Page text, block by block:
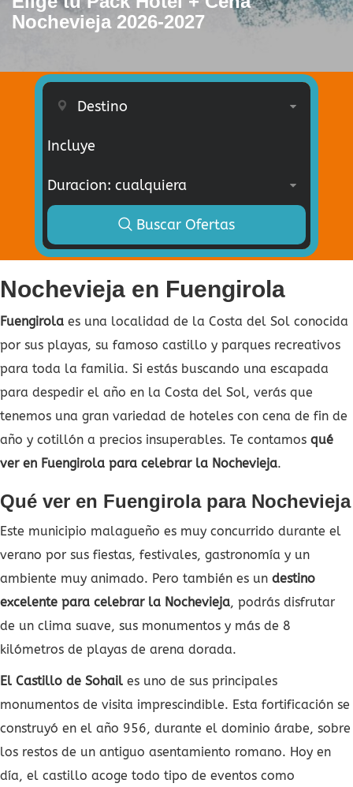
Nochevieja 2026-2027
Incluye
Buscar Ofertas
Nochevieja en Fuengirola
Fuengirola es una localidad de la Costa del Sol conocida
por sus playas, su famoso castillo y parques recreativos
para toda la familia. Si estás buscando una escapada
para despedir el año en la Costa del Sol, verás que
tenemos una gran variedad de hoteles con cena de fin de
año y cotillón a precios insuperables. Te contamos qué
ver en Fuengirola para celebrar la Nochevieja.
Qué ver en Fuengirola para Nochevieja
Este municipio malagueño es muy concurrido durante el
verano por sus fiestas, festivales, gastronomía y un
ambiente muy animado. Pero también es un destino
excelente para celebrar la Nochevieja, podrás disfrutar
de un clima suave, sus monumentos y más de 8
kilómetros de playas de arena dorada.
El Castillo de Sohail es uno de sus principales
monumentos de visita imprescindible. Esta fortificación se
construyó en el año 956, durante el dominio árabe, sobre
los restos de un antiguo asentamiento romano. Hoy en
día, el castillo acoge todo tipo de eventos como